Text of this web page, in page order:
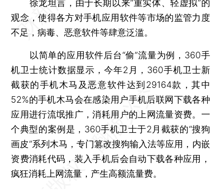
徐龙坦言，由于长期以来“重实体、轻虚拟”的
观念，使得各方对手机应用软件等市场的监管力度
不足，病毒、恶意软件等肆意泛滥。
以简单的应用软件后台“偷”流量为例，360手
机卫士统计数据显示，今年2月，360手机卫士新
截获的手机木马及恶意软件达到29164款，其中
52%的手机木马会在感染用户手机后联网下载各种
应用进行流氓推广，消耗用户的上网流量资费。一
个典型的案例是，360手机卫士于2月截获的“搜狗
画皮”系列木马，专门篡改搜狗输入法等应用，内嵌
资费消耗代码，装入手机后会自动下载各种应用，
疯狂消耗上网流量，产生高额流量费。